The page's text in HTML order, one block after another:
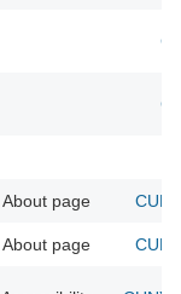
About page
About page